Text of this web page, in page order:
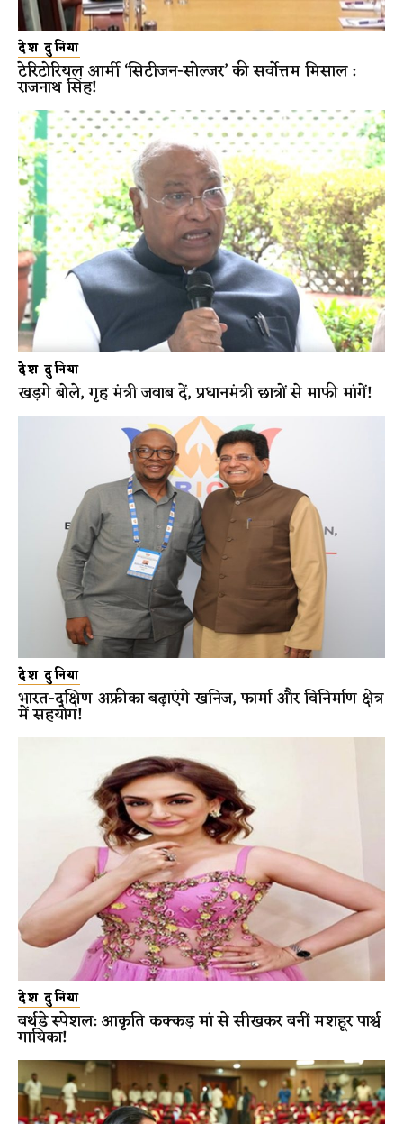
देश दुनिया
टेरिटोरियल आर्मी ‘सिटीजन-सोल्जर’ की सर्वोत्तम मिसाल :
राजनाथ सिंह!
देश दुनिया
खड़गे बोले, गृह मंत्री जवाब दें, प्रधानमंत्री छात्रों से माफी मांगें!
देश दुनिया
भारत-दक्षिण अफ्रीका बढ़ाएंगे खनिज, फार्मा और विनिर्माण क्षेत्र
में सहयोग!
देश दुनिया
बर्थडे स्पेशल: आकृति कक्कड़ मां से सीखकर बनीं मशहूर पार्श्व
गायिका!